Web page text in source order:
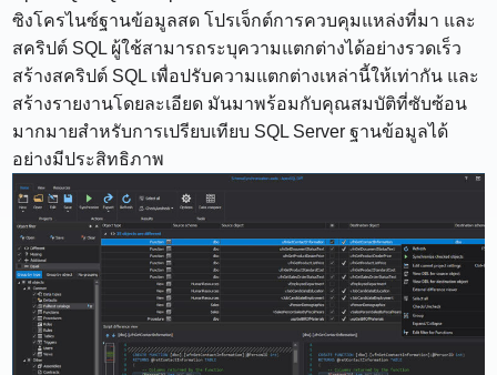
ซิงโครไนซ์ฐานข้อมูลสด โปรเจ็กต์การควบคุมแหล่งที่มา และ
สคริปต์ SQL ผู้ใช้สามารถระบุความแตกต่างได้อย่างรวดเร็ว
สร้างสคริปต์ SQL เพื่อปรับความแตกต่างเหล่านี้ให้เท่ากัน และ
สร้างรายงานโดยละเอียด มันมาพร้อมกับคุณสมบัติที่ซับซ้อน
มากมายสำหรับการเปรียบเทียบ SQL Server ฐานข้อมูลได้
อย่างมีประสิทธิภาพ